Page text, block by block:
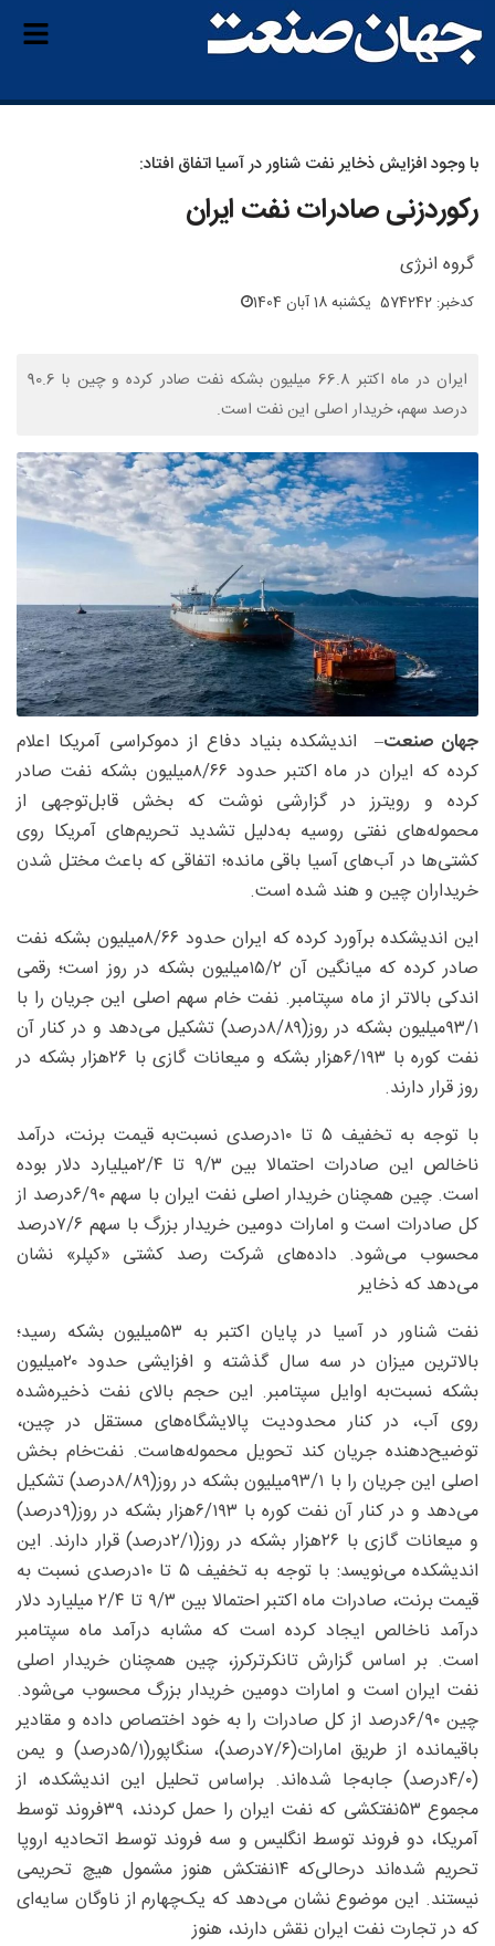
با وجود افزایش ذخایر نفت شناور در آسیا اتفاق افتاد:
رکوردزنی صادرات نفت ایران
گروه انرژی
کدخبر: 574242 یکشنبه 18 آبان 1404
ایران در ماه اکتبر 66.8 میلیون بشکه نفت صادر کرده و چین با 90.6
درصد سهم، خریدار اصلی این نفت است.
جهان صنعت– اندیشکده بنیاد دفاع از دموکراسی آمریکا اعلام
کرده که ایران در ماه اکتبر حدود ۸/۶۶‌میلیون بشکه نفت صادر
کرده و رویترز در گزارشی نوشت که بخش قابل‌توجهی از
محموله‌های نفتی روسیه به‌دلیل تشدید تحریم‌های آمریکا روی
کشتی‌ها در آب‌های آسیا باقی مانده؛ اتفاقی که باعث مختل شدن
خریداران چین و هند شده است.
این اندیشکده برآورد کرده که ایران حدود ۸/۶۶‌میلیون بشکه نفت
صادر کرده که میانگین آن ۱۵/۲‌میلیون بشکه در روز است؛ رقمی
اندکی بالاتر از ماه سپتامبر. نفت خام سهم اصلی این جریان را با
۹۳/۱‌میلیون بشکه در روز(۸/۸۹‌درصد) تشکیل می‌دهد و در کنار آن
نفت کوره با ۶/۱۹۳‌هزار بشکه و میعانات گازی با ۲۶‌هزار بشکه در
روز قرار دارند.
با توجه به تخفیف ۵ تا ۱۰درصدی نسبت‌به قیمت برنت، درآمد
ناخالص این صادرات احتمالا بین ۹/۳ تا ۲/۴میلیارد دلار بوده
است. چین همچنان خریدار اصلی نفت ایران با سهم ۶/۹۰‌درصد از
کل صادرات است و امارات دومین خریدار بزرگ با سهم ۷/۶‌درصد
محسوب می‌شود. داده‌های شرکت رصد کشتی «کپلر» نشان
می‌دهد که ذخایر
نفت شناور در آسیا در پایان اکتبر به ۵۳‌میلیون بشکه رسید؛
بالاترین میزان در سه سال گذشته و افزایشی حدود ۲۰‌میلیون
بشکه نسبت‌به اوایل سپتامبر. این حجم بالای نفت ذخیره‌شده
روی آب، در کنار محدودیت پالایشگاه‌های مستقل در چین،
توضیح‌دهنده جریان کند تحویل محموله‌هاست. نفت‌خام بخش
اصلی این جریان را با ۹۳/۱‌میلیون بشکه در روز(۸/۸۹‌درصد) تشکیل
می‌دهد و در کنار آن نفت کوره با ۶/۱۹۳‌هزار بشکه در روز(۹درصد)
و میعانات گازی با ۲۶‌هزار بشکه در روز(۲/۱‌درصد) قرار دارند. این
اندیشکده می‌نویسد: با توجه به تخفیف ۵ تا ۱۰درصدی نسبت به
قیمت برنت، صادرات ماه اکتبر احتمالا بین ۹/۳ تا ۲/۴ میلیارد دلار
درآمد ناخالص ایجاد کرده است که مشابه درآمد ماه سپتامبر
است. بر اساس گزارش تانکرترکرز، چین همچنان خریدار اصلی
نفت ایران است و امارات دومین خریدار بزرگ محسوب می‌شود.
چین ۶/۹۰‌درصد از کل صادرات را به خود اختصاص داده و مقادیر
باقیمانده از طریق امارات(۷/۶‌درصد)، سنگاپور(۵/۱‌درصد) و یمن
(۴/۰درصد) جابه‌جا شده‌اند. براساس تحلیل این اندیشکده، از
مجموع ۵۳نفتکشی که نفت ایران را حمل کردند، ۳۹‌فروند توسط
آمریکا، دو فروند توسط انگلیس و سه فروند توسط اتحادیه اروپا
تحریم شده‌اند درحالی‌که ۱۴‌نفتکش هنوز مشمول هیچ تحریمی
نیستند. این موضوع نشان می‌دهد که یک‌چهارم از ناوگان سایه‌ای
که در تجارت نفت ایران نقش دارند، هنوز